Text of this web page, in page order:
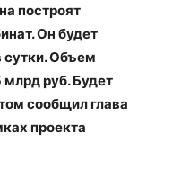
построят
Он будет
сутки. Объем
млрд руб. Будет
сообщил глава
проекта